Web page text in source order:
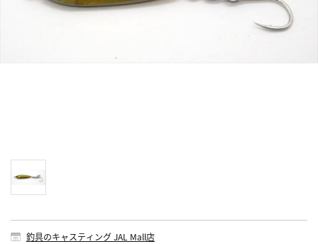
釣具のキャスティング JAL Mall店